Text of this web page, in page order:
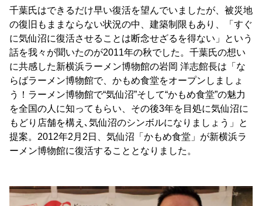
千葉氏はできるだけ早い復活を望んでいましたが、被災地
の復旧もままならない状況の中、建築制限もあり、「すぐ
に気仙沼に復活させることは断念せざるを得ない」という
話を我々が聞いたのが2011年の秋でした。千葉氏の想い
に共感した新横浜ラーメン博物館の岩岡 洋志館長は「な
らばラーメン博物館で、かもめ食堂をオープンしましょ
う！ラーメン博物館で“気仙沼”そして“かもめ食堂”の魅力
を全国の人に知ってもらい、その後3年を目処に気仙沼に
もどり店舗を構え､気仙沼のシンボルになりましょう」と
提案。2012年2月2日、気仙沼「かもめ食堂」が新横浜ラ
ーメン博物館に復活することとなりました。